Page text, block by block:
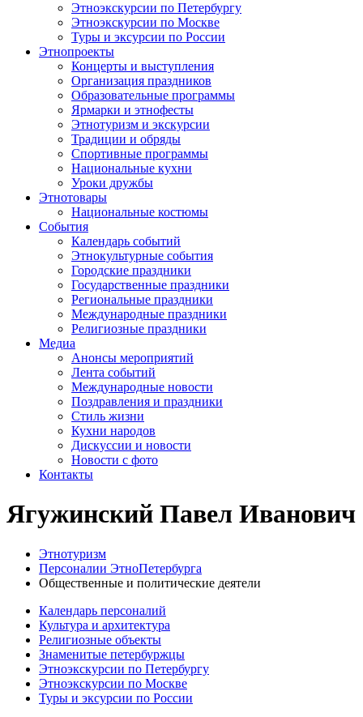
Этноэкскурсии по Петербургу
Этноэкскурсии по Москве
Туры и эксурсии по России
Этнопроекты
Концерты и выступления
Организация праздников
Образовательные программы
Ярмарки и этнофесты
Этнотуризм и экскурсии
Традиции и обряды
Спортивные программы
Национальные кухни
Уроки дружбы
Этнотовары
Национальные костюмы
События
Календарь событий
Этнокультурные события
Городские праздники
Государственные праздники
Региональные праздники
Международные праздники
Религиозные праздники
Медиа
Анонсы мероприятий
Лента событий
Международные новости
Поздравления и праздники
Cтиль жизни
Кухни народов
Дискуссии и новости
Новости с фото
Контакты
Ягужинский Павел Иванович
Этнотуризм
Персоналии ЭтноПетербурга
Общественные и политические деятели
Календарь персоналий
Культура и архитектура
Религиозные объекты
Знаменитые петербуржцы
Этноэкскурсии по Петербургу
Этноэкскурсии по Москве
Туры и эксурсии по России